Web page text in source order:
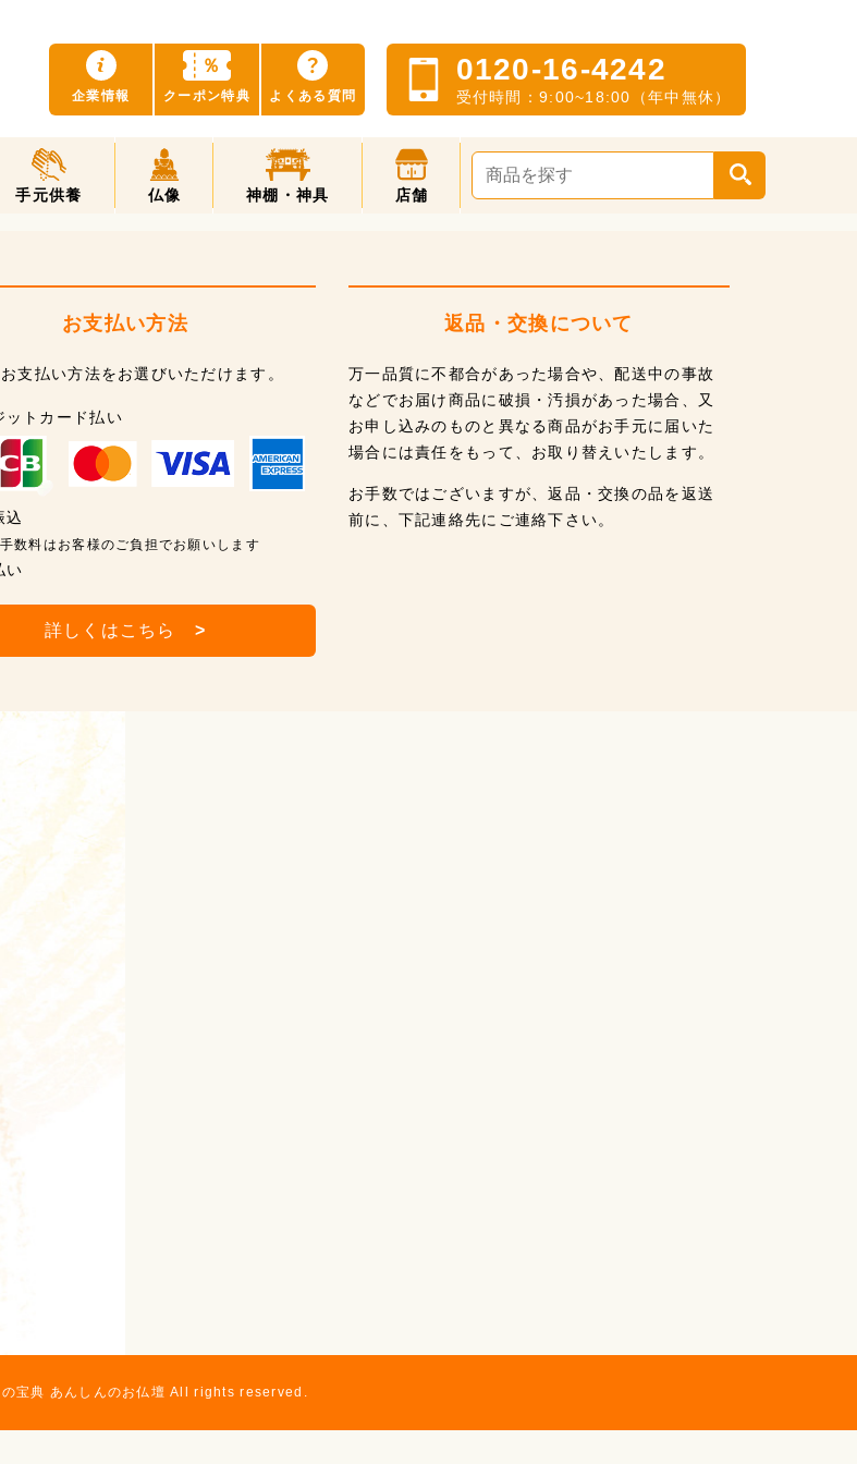
企業情報
％
クーポン特典
？
よくある質問
0120-16-4242
受付時間：9:00~18:00（年中無休）
手元供養 仏像 神棚・神具 店舗
お支払い方法
支払い方法をお選びいただけます。
ットカード払い
込
数料はお客様のご負担でお願いします
い
詳しくはこちら >
返品・交換について
万一品質に不都合があった場合や、配送中の事故
などでお届け商品に破損・汚損があった場合、又
お申し込みのものと異なる商品がお手元に届いた
場合には責任をもって、お取り替えいたします。
お手数ではございますが、返品・交換の品を返送
前に、下記連絡先にご連絡下さい。
宝典 あんしんのお仏壇 All rights reserved.